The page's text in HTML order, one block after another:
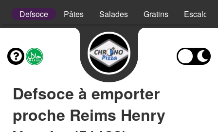
Defsoce Pâtes Salades Gratins
Defsoce à emporter
proche Reims Henry